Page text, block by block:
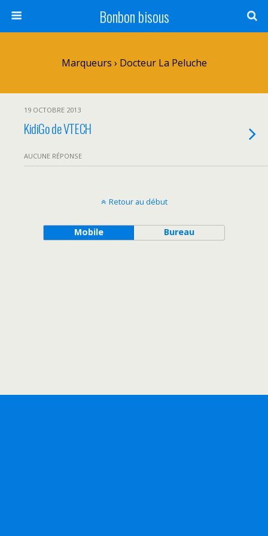
Bonbon bisous
Marqueurs › Docteur La Peluche
19 OCTOBRE 2013
KidiGo de VTECH
AUCUNE RÉPONSE
Retour au début
Mobile Bureau